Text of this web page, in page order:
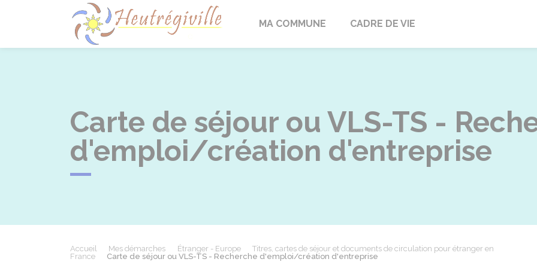
Heutrégiville
MA COMMUNE CADRE DE VIE
Carte de séjour ou VLS-TS -
d'emploi/création d'entreprise
Accueil Mes démarches Étranger - Europe
Titres, cartes de séjour et documents de circulation pour étranger en
France
Carte de séjour ou VLS-TS - Recherche d'emploi/création d'entreprise